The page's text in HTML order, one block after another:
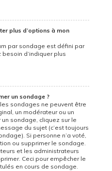
plus d’options à mon
par sondage est défini par
besoin d’indiquer plus
un sondage ?
sondages ne peuvent être
un modérateur ou un
sondage, cliquez sur le
du sujet (c’est toujours
Si personne n’a voté,
ou supprimer le sondage.
et les administrateurs
Ceci pour empêcher le
en cours de sondage.